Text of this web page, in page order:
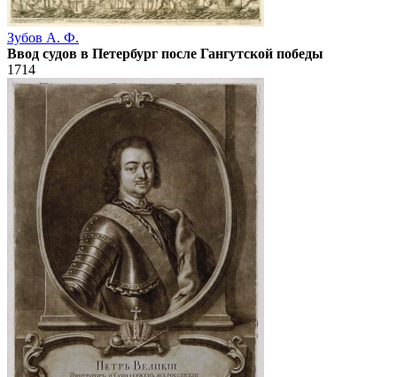
Зубов А. Ф.
Ввод судов в Петербург после Гангутской победы
1714